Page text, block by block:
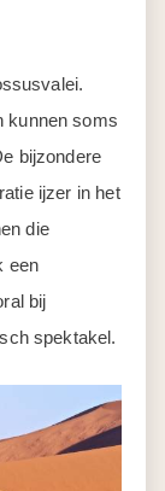
kunnen soms
bijzondere
ijzer in het
die
een
bij
spektakel.